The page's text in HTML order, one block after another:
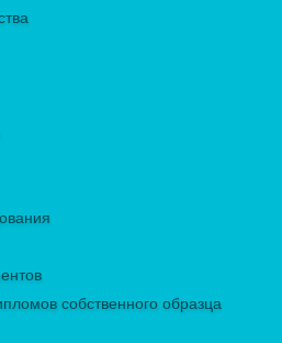
собственного образца